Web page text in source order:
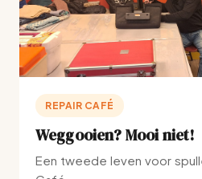
REPAIR CAFÉ
Weggooien? Mooi niet!
Een tweede leven voor